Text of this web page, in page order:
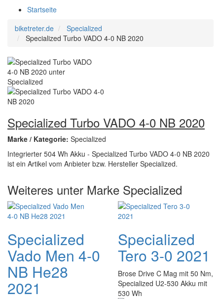
Startseite
biketreter.de
Specialized
Specialized Turbo VADO 4-0 NB 2020
Specialized Turbo VADO 4-0 NB 2020
Marke / Kategorie: Specialized
Integrierter 504 Wh Akku - Specialized Turbo VADO 4-0 NB 2020
ist ein Artikel vom Anbieter bzw. Hersteller Specialized.
Weiteres unter Marke Specialized
Specialized
Vado Men 4-0
NB He28
2021
Specialized
Tero 3-0 2021
Brose Drive C Mag mit 50 Nm,
Specialized U2-530 Akku mit
530 Wh